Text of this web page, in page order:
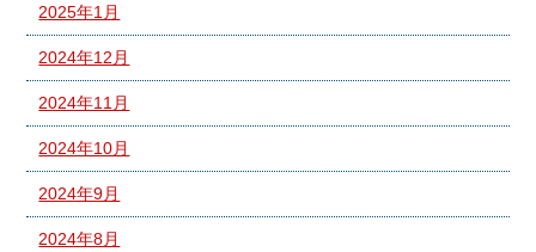
2025年1月
2024年12月
2024年11月
2024年10月
2024年9月
2024年8月